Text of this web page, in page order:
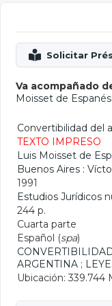
Va acompañado
Moisset de Espanés
Convertibilidad del
TEXTO IMPRESO
Luis Moisset de
Buenos Aires :
1991
Estudios Jurídicos
244 p.
Cuarta parte
Español (spa)
ARGENTINA ;
Ubicación: 339.744